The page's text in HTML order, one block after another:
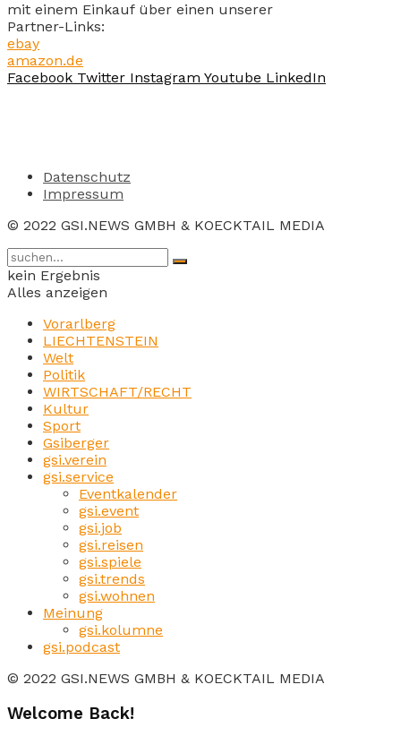
mit einem Einkauf über einen unserer
Partner-Links:
ebay
amazon.de
Facebook Twitter Instagram Youtube LinkedIn
Datenschutz
Impressum
© 2022 GSI.NEWS GMBH & KOECKTAIL MEDIA
kein Ergebnis
Alles anzeigen
Vorarlberg
LIECHTENSTEIN
Welt
Politik
WIRTSCHAFT/RECHT
Kultur
Sport
Gsiberger
gsi.verein
gsi.service
Eventkalender
gsi.event
gsi.job
gsi.reisen
gsi.spiele
gsi.trends
gsi.wohnen
Meinung
gsi.kolumne
gsi.podcast
© 2022 GSI.NEWS GMBH & KOECKTAIL MEDIA
Welcome Back!